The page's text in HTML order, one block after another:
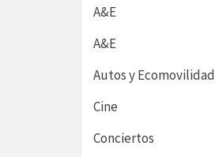
A&E
A&E
Autos y Ecomovilidad
Cine
Conciertos